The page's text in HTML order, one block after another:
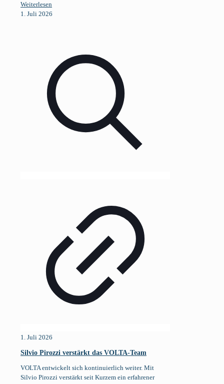
Weiterlesen
1. Juli 2026
1. Juli 2026
Silvio Pirozzi verstärkt das VOLTA-Team
VOLTA entwickelt sich kontinuierlich weiter. Mit
Silvio Pirozzi verstärkt seit Kurzem ein erfahrener